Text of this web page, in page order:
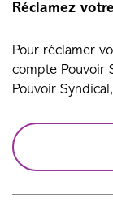
Réclamez
Pour réclamer
compte Pouvoir
Pouvoir